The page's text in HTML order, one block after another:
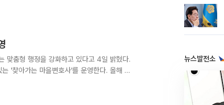
맞춤형 행정을 강화하고 있다고 4일 밝혔다.
아가는 마을변호사'를 운영한다. 올해 사
을 실시한다
뉴스발전소